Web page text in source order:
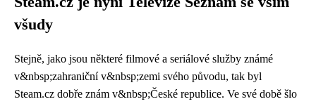
všudy
Stejně, jako jsou některé filmové a seriálové služby známé
v&nbsp;zahraniční v&nbsp;zemi svého původu, tak byl
Steam.cz dobře znám v&nbsp;České republice. Ve své době šlo